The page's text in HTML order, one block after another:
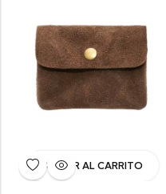
AÑADIR AL CARRITO